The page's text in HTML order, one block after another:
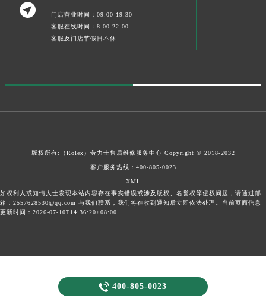

门店营业时间：09:00-19:30
客服在线时间：8:00-22:00
客服及门店节假日不休
版权所有:（Rolex） 劳力士售后维修服务中心 Copyright © 2018-2032
客户服务热线： 400-805-0023
XML
如权利人或知情人士发现本站内容存在事实错误或涉及版权、名誉权等侵权问题，请通过邮
箱：2557628530@qq.com 与我们联系，我们将在收到通知后立即依法处理。当前页面信息
更新时间：2026-07-10T14:36:20+08:00
 400-805-0023